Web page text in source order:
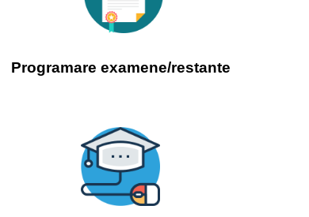
Programare examene/restante